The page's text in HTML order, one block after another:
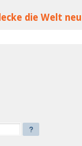
die Welt neu
?